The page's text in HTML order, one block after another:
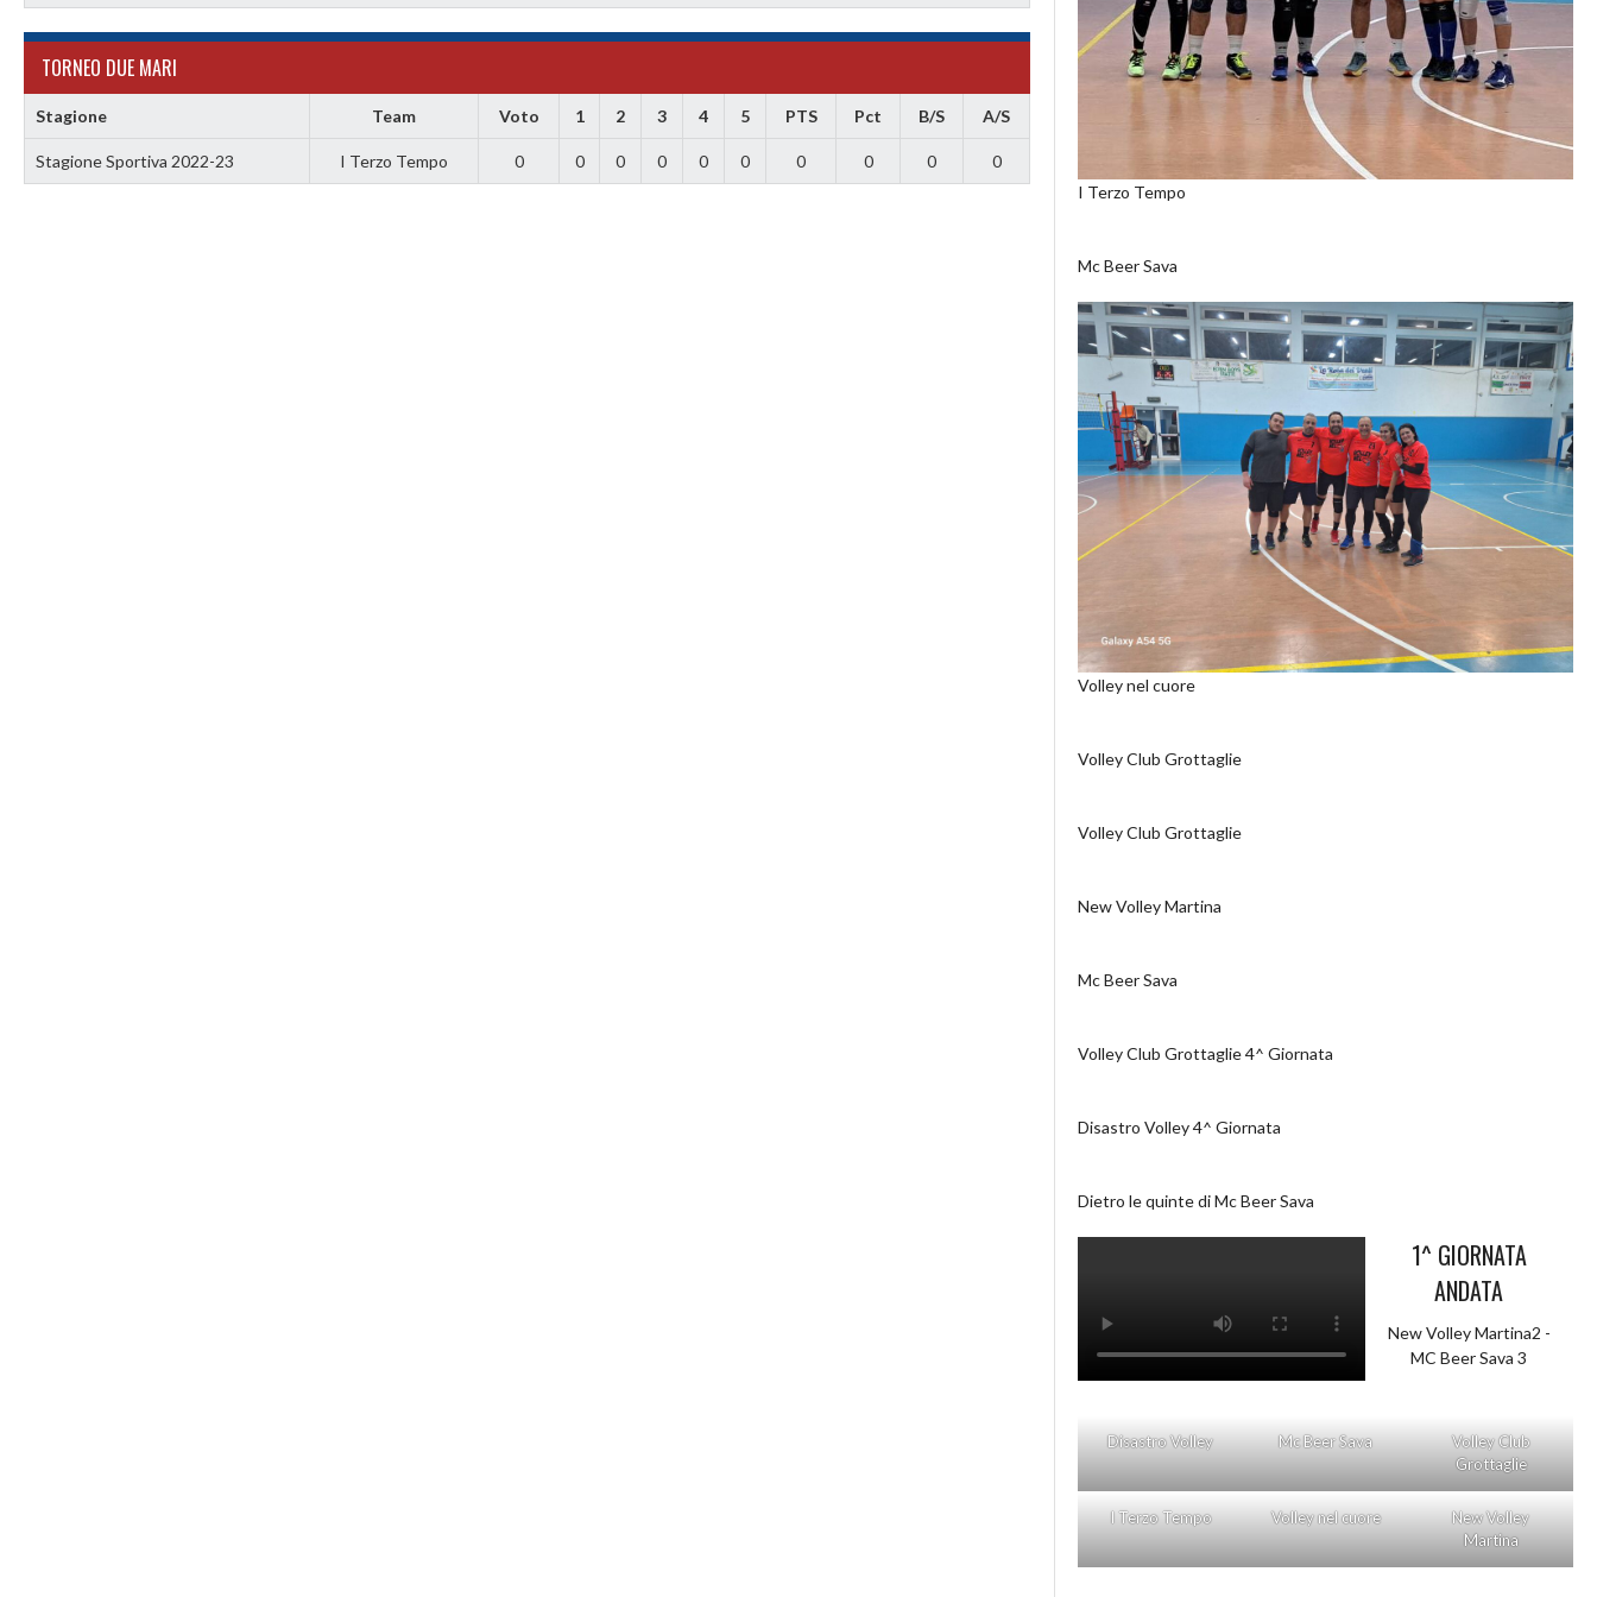
TORNEO DUE MARI
Stagione Team Voto 1 2 3 4 5 PTS Pct B/S A/S
Stagione Sportiva 2022-23 I Terzo Tempo 0 0 0 0 0 0 0 0 0
0
I Terzo Tempo
Mc Beer Sava
Volley nel cuore
Volley Club Grottaglie
Volley Club Grottaglie
New Volley Martina
Mc Beer Sava
Volley Club Grottaglie 4^ Giornata
Disastro Volley 4^ Giornata
Dietro le quinte di Mc Beer Sava
1^ GIORNATA
ANDATA
New Volley Martina2 -
MC Beer Sava 3
Disastro Volley Mc Beer Sava
Volley Club
Grottaglie
I Terzo Tempo Volley nel cuore
New Volley
Martina